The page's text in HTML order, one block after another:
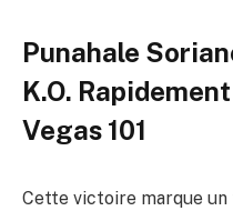
Punahale
K.O.
Vegas 101
Cette victoire marque